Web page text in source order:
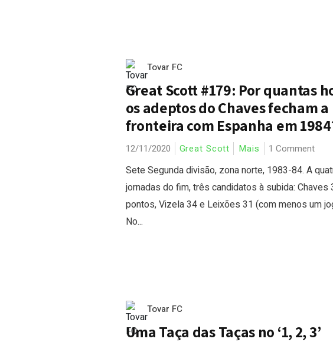
Tovar FC
Great Scott #179: Por quantas
os adeptos do Chaves fecham a
fronteira com Espanha em
12/11/2020 Great Scott Mais 1 Comment
Sete Segunda divisão, zona norte, 1983-84. A
jornadas do fim, três candidatos à subida: Chaves
pontos, Vizela 34 e Leixões 31 (com menos um
No...
Tovar FC
Uma Taça das Taças no ‘1, 2, 3’